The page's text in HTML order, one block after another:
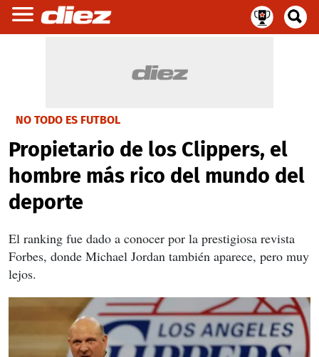
NO TODO ES FUTBOL
Propietario de los Clippers, el
hombre más rico del mundo del
deporte
El ranking fue dado a conocer por la prestigiosa revista
Forbes, donde Michael Jordan también aparece, pero muy
lejos.